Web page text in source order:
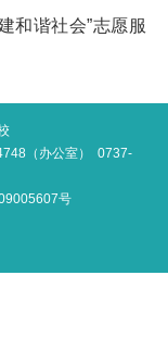
和谐社会”志愿服
（办公室） 0737-
号